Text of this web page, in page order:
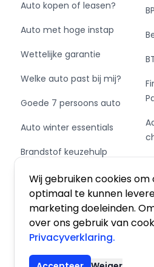
Wij gebruiken cookies om
optimaal te kunnen
marketing doeleinden.
over ons gebruik van
Privacyverklaring.
Auto kopen of leasen?
Auto met hoge instap
Wettelijke garantie
Welke auto past bij mij?
Goede 7 persoons auto
Auto winter essentials
Brandstof keuzehulp
Schakel of automaat?